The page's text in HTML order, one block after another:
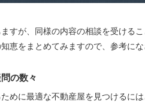
すが、同様の内容の相談を受けるこ
恵をまとめてみますので、参考にな
の数々
めに最適な不動産屋を見つけるには